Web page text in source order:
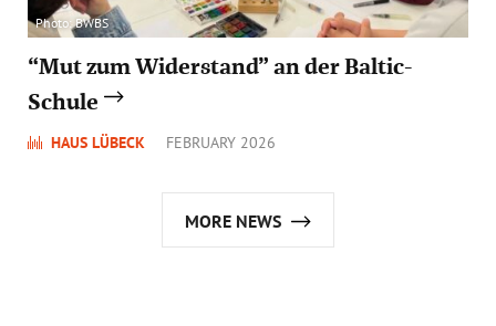
Photo: BWBS
“Mut zum Widerstand” an der Baltic-
Schule
HAUS LÜBECK FEBRUARY 2026
MORE NEWS